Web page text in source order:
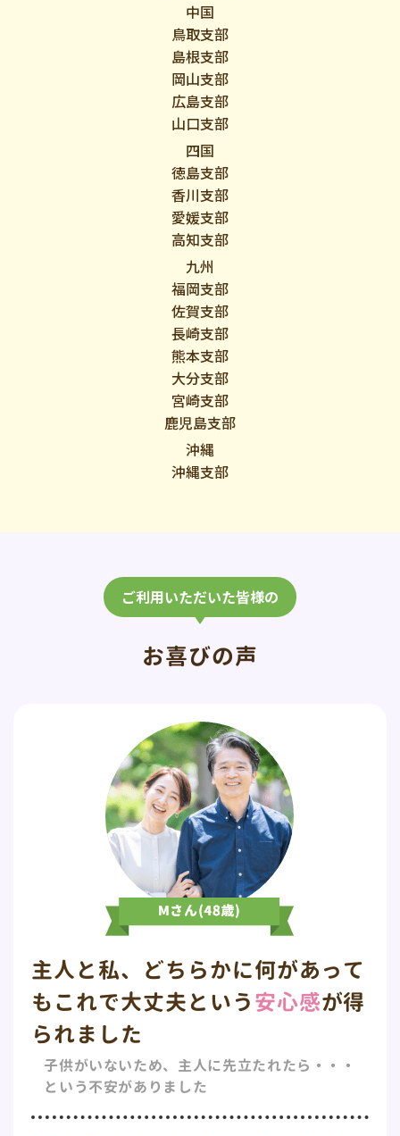
中国
鳥取支部
島根支部
岡山支部
広島支部
山口支部
四国
徳島支部
香川支部
愛媛支部
高知支部
九州
福岡支部
佐賀支部
長崎支部
熊本支部
大分支部
宮崎支部
鹿児島支部
沖縄
沖縄支部
ご利用いただいた皆様の
お喜びの声
主人と私、どちらかに何があって
もこれで大丈夫という安心感が得
られました
子供がいないため、主人に先立たれたら・・・
という不安がありました